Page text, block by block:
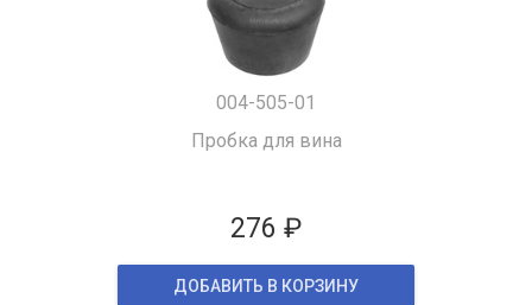
004-505-01
Пробка для вина
276 ₽
ДОБАВИТЬ В КОРЗИНУ